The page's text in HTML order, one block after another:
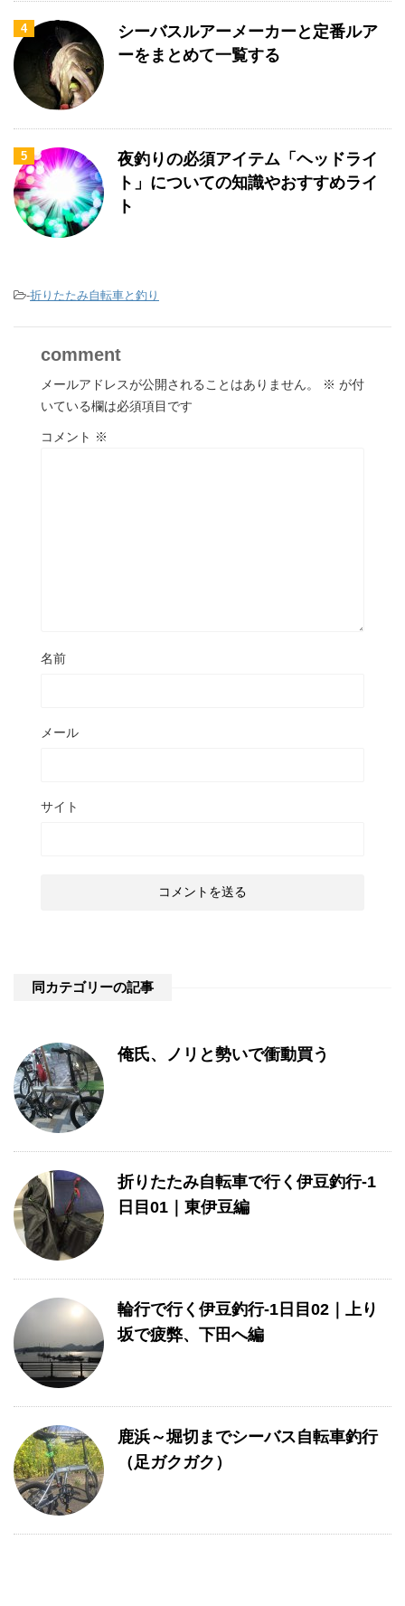
4
シーバスルアーメーカーと定番ルア
ーをまとめて一覧する
5
夜釣りの必須アイテム「ヘッドライ
ト」についての知識やおすすめライ
ト
-折りたたみ自転車と釣り
comment
メールアドレスが公開されることはありません。 ※ が付
いている欄は必須項目です
コメント ※
名前
メール
サイト
同カテゴリーの記事
俺氏、ノリと勢いで衝動買う
折りたたみ自転車で行く伊豆釣行-1
日目01｜東伊豆編
輪行で行く伊豆釣行-1日目02｜上り
坂で疲弊、下田へ編
鹿浜～堀切までシーバス自転車釣行
（足ガクガク）